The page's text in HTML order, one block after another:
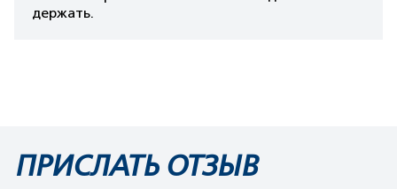
держать.
ПРИСЛАТЬ ОТЗЫВ